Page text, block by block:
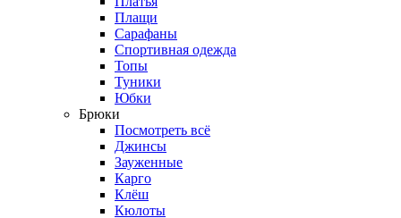
Плащи
Сарафаны
Спортивная одежда
Топы
Туники
Юбки
Брюки
Посмотреть всё
Джинсы
Зауженные
Карго
Клёш
Кюлоты